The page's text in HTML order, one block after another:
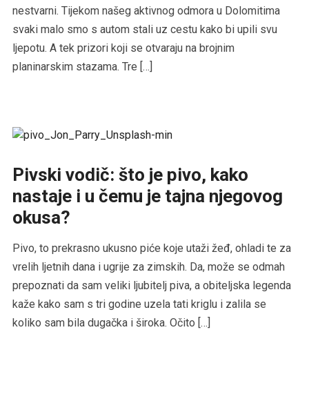
nestvarni. Tijekom našeg aktivnog odmora u Dolomitima
svaki malo smo s autom stali uz cestu kako bi upili svu
ljepotu. A tek prizori koji se otvaraju na brojnim
planinarskim stazama. Tre […]
Pivski vodič: što je pivo, kako
nastaje i u čemu je tajna njegovog
okusa?
Pivo, to prekrasno ukusno piće koje utaži žeđ, ohladi te za
vrelih ljetnih dana i ugrije za zimskih. Da, može se odmah
prepoznati da sam veliki ljubitelj piva, a obiteljska legenda
kaže kako sam s tri godine uzela tati kriglu i zalila se
koliko sam bila dugačka i široka. Očito […]